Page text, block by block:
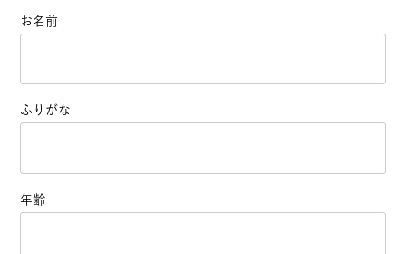
お名前
ふりがな
年齢